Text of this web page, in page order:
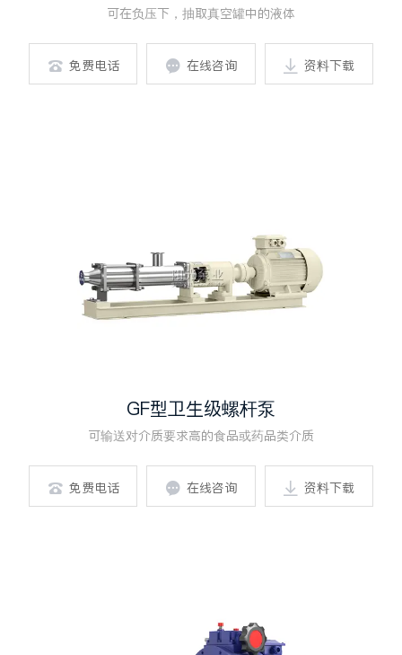
可在负压下，抽取真空罐中的液体
 免费电话  在线咨询  资料下载
GF型卫生级螺杆泵
可输送对介质要求高的食品或药品类介质
 免费电话  在线咨询  资料下载